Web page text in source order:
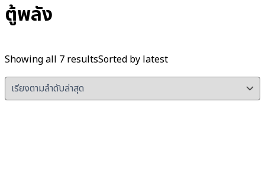
ตู้พลัง
Showing all 7 resultsSorted by latest